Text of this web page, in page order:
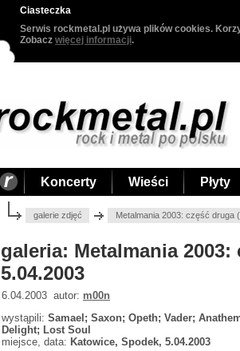
Ciasteczka
Serwis rockmetal.pl używa plików cookies.
Zobacz więcej informacji.
Koncerty Wieści Płyty
galerie zdjęć Metalmania 2003: część druga
galeria: Metalmania
5.04.2003
6.04.2003 autor: m00n
wystąpili: Samael; Saxon; Opeth; Vader;
Delight; Lost Soul
miejsce, data: Katowice, Spodek, 5.04.2003